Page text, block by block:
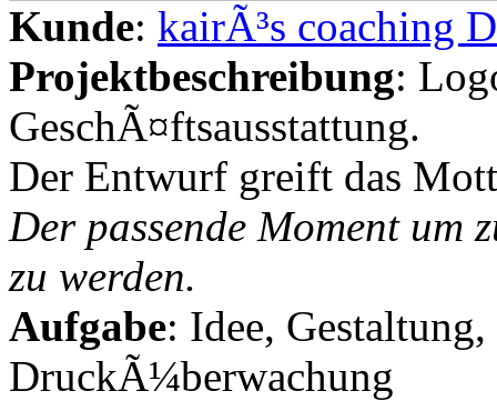
Kunde: kairÃ³s coaching
Projektbeschreibung:
GeschÃ¤ftsausstattung.
Der Entwurf greift das
Der passende Moment um
zu werden.
Aufgabe: Idee,
DruckÃ¼berwachung